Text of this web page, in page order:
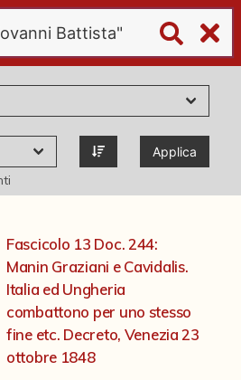
Applica
Fascicolo 13 Doc. 244:
Manin Graziani e Cavidalis.
Italia ed Ungheria
combattono per uno stesso
fine etc. Decreto, Venezia 23
ottobre 1848